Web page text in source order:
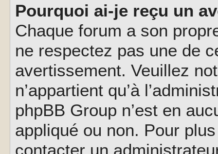
Pourquoi ai-je reçu un
Chaque forum a son
ne respectez pas une de
avertissement. Veuillez
n’appartient qu’à
phpBB Group n’est en
appliqué ou non. Pour
contacter un